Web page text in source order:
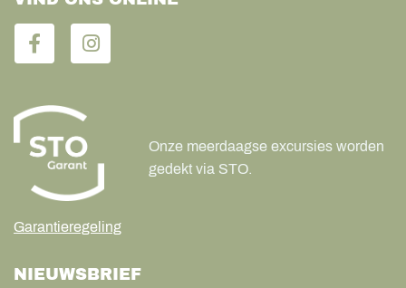
Garantieregeling
Onze meerdaagse excursies worden
gedekt via STO.
NIEUWSBRIEF